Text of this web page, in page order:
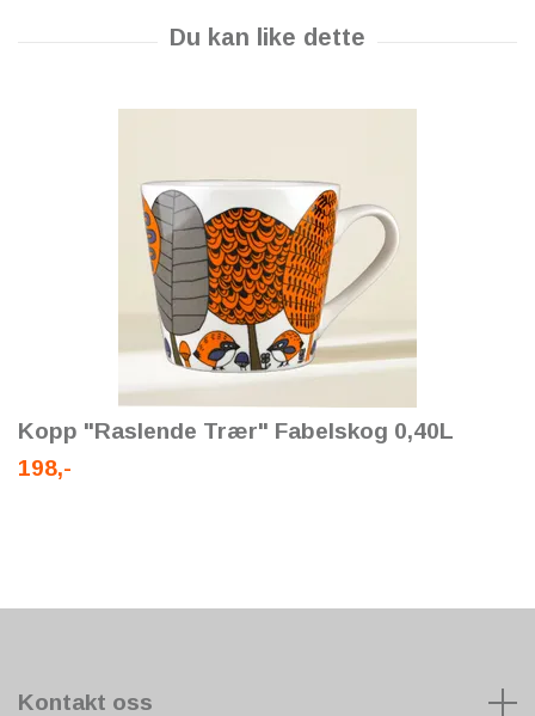
Kopp "Raslende Trær" Fabelskog 0,40L
198,-
Kontakt oss